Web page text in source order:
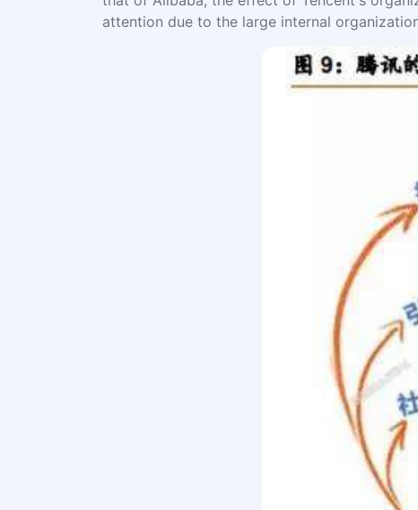
attention due to the large internal